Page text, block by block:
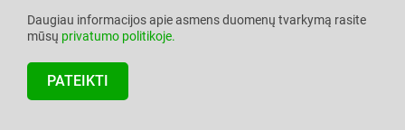
Daugiau informacijos apie asmens duomenų tvarkymą rasite
mūsų privatumo politikoje.